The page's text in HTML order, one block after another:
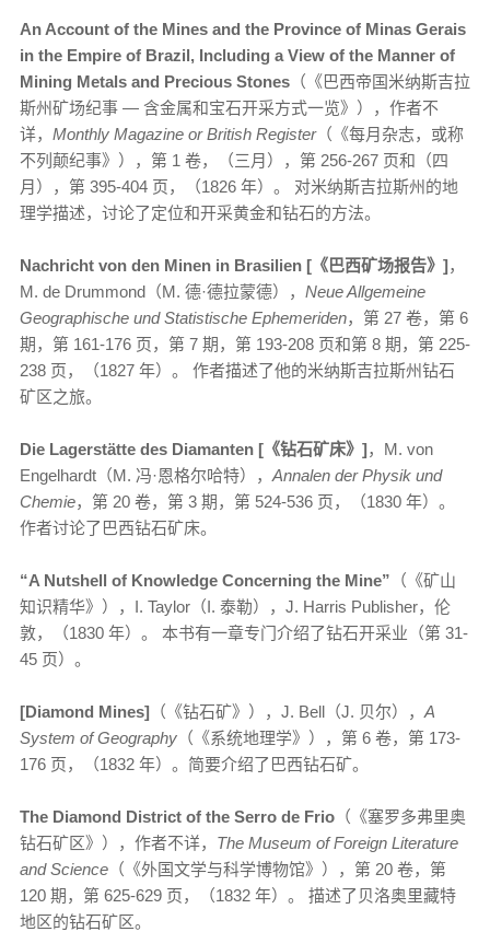
An Account of the Mines and the Province of Minas Gerais
in the Empire of Brazil, Including a View of the Manner of
Mining Metals and Precious Stones （《巴西帝国米纳斯吉拉
斯州矿场纪事 — 含金属和宝石开采方式一览》），作者不
详， Monthly Magazine or British Register（《每月杂志，或称
不列颠纪事》），第 1 卷，（三月），第 256-267 页和（四
月），第 395-404 页，（1826 年）。 对米纳斯吉拉斯州的地
理学描述，讨论了定位和开采黄金和钻石的方法。
Nachricht von den Minen in Brasilien [《巴西矿场报告》]，
M. de Drummond（M. 德·德拉蒙德）， Neue Allgemeine
Geographische und Statistische Ephemeriden，第 27 卷，第 6
期，第 161-176 页，第 7 期，第 193-208 页和第 8 期，第 225-
238 页，（1827 年）。 作者描述了他的米纳斯吉拉斯州钻石
矿区之旅。
Die Lagerstätte des Diamanten [《钻石矿床》]，M. von
Engelhardt（M. 冯·恩格尔哈特）， Annalen der Physik und
Chemie，第 20 卷，第 3 期，第 524-536 页，（1830 年）。
作者讨论了巴西钻石矿床。
“A Nutshell of Knowledge Concerning the Mine” （《矿山
知识精华》），I. Taylor（I. 泰勒），J. Harris Publisher，伦
敦，（1830 年）。 本书有一章专门介绍了钻石开采业（第 31-
45 页）。
[Diamond Mines] （《钻石矿》），J. Bell（J. 贝尔）， A
System of Geography （《系统地理学》），第 6 卷，第 173-
176 页，（1832 年）。简要介绍了巴西钻石矿。
The Diamond District of the Serro de Frio （《塞罗多弗里奥
钻石矿区》），作者不详， The Museum of Foreign Literature
and Science （《外国文学与科学博物馆》），第 20 卷，第
120 期，第 625-629 页，（1832 年）。 描述了贝洛奥里藏特
地区的钻石矿区。